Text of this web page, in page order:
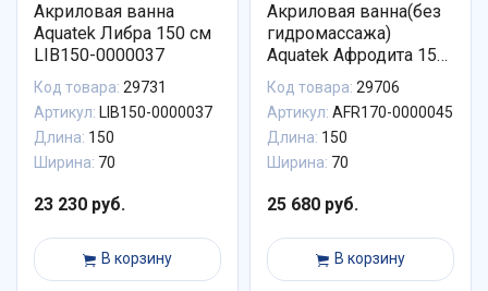
Акриловая ванна
Aquatek Либра 150 см
LIB150-0000037
Код товара: 29731
Артикул: LIB150-0000037
Длина: 150
Ширина: 70
23 230 руб.
В корзину
Акриловая ванна(без
гидромассажа)
Aquatek Афродита 150
см AFR170-0000045
Код товара: 29706
Артикул: AFR170-0000045
Длина: 150
Ширина: 70
25 680 руб.
В корзину